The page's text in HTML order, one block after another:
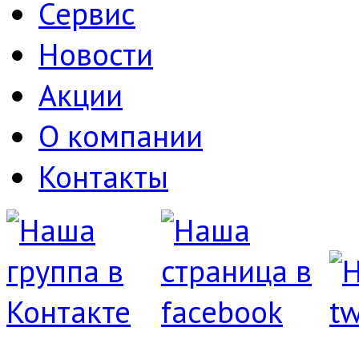
Сервис
Новости
Акции
О компании
Контакты